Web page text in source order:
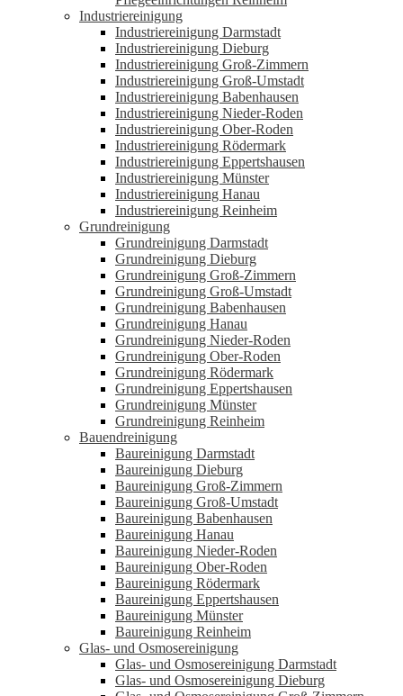
Industriereinigung
Industriereinigung Darmstadt
Industriereinigung Dieburg
Industriereinigung Groß-Zimmern
Industriereinigung Groß-Umstadt
Industriereinigung Babenhausen
Industriereinigung Nieder-Roden
Industriereinigung Ober-Roden
Industriereinigung Rödermark
Industriereinigung Eppertshausen
Industriereinigung Münster
Industriereinigung Hanau
Industriereinigung Reinheim
Grundreinigung
Grundreinigung Darmstadt
Grundreinigung Dieburg
Grundreinigung Groß-Zimmern
Grundreinigung Groß-Umstadt
Grundreinigung Babenhausen
Grundreinigung Hanau
Grundreinigung Nieder-Roden
Grundreinigung Ober-Roden
Grundreinigung Rödermark
Grundreinigung Eppertshausen
Grundreinigung Münster
Grundreinigung Reinheim
Bauendreinigung
Baureinigung Darmstadt
Baureinigung Dieburg
Baureinigung Groß-Zimmern
Baureinigung Groß-Umstadt
Baureinigung Babenhausen
Baureinigung Hanau
Baureinigung Nieder-Roden
Baureinigung Ober-Roden
Baureinigung Rödermark
Baureinigung Eppertshausen
Baureinigung Münster
Baureinigung Reinheim
Glas- und Osmosereinigung
Glas- und Osmosereinigung Darmstadt
Glas- und Osmosereinigung Dieburg